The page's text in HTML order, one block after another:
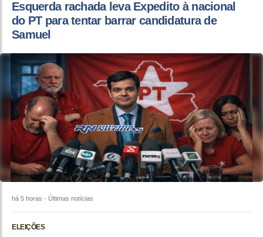
Esquerda rachada leva Expedito à nacional
do PT para tentar barrar candidatura de
Samuel
há 5 horas - Últimas notícias
ELEIÇÕES